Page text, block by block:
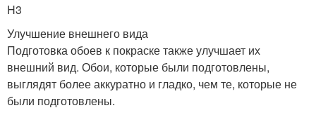
H3
Улучшение внешнего вида
Подготовка обоев к покраске также улучшает их
внешний вид. Обои, которые были подготовлены,
выглядят более аккуратно и гладко, чем те, которые не
были подготовлены.